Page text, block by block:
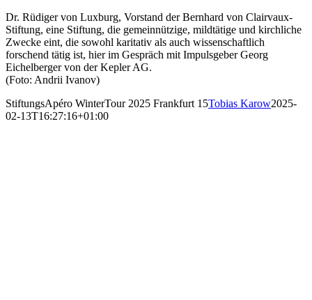
Dr. Rüdiger von Luxburg, Vorstand der Bernhard von Clairvaux-
Stiftung, eine Stiftung, die gemeinnützige, mildtätige und kirchliche
Zwecke eint, die sowohl karitativ als auch wissenschaftlich
forschend tätig ist, hier im Gespräch mit Impulsgeber Georg
Eichelberger von der Kepler AG.
(Foto: Andrii Ivanov)
StiftungsApéro WinterTour 2025 Frankfurt 15Tobias Karow2025-
02-13T16:27:16+01:00